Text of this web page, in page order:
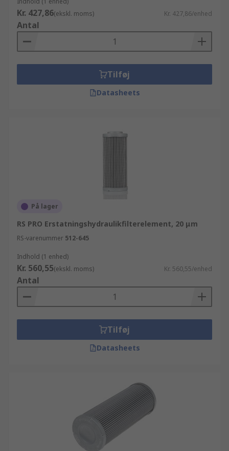
Kr. 427,86(ekskl. moms) Kr. 427,86/enhed
Antal
Tilføj
Datasheets
På lager
RS PRO Erstatningshydraulikfilterelement, 20 μm
RS-varenummer 512-645
Indhold (1 enhed)
Kr. 560,55(ekskl. moms) Kr. 560,55/enhed
Antal
Tilføj
Datasheets